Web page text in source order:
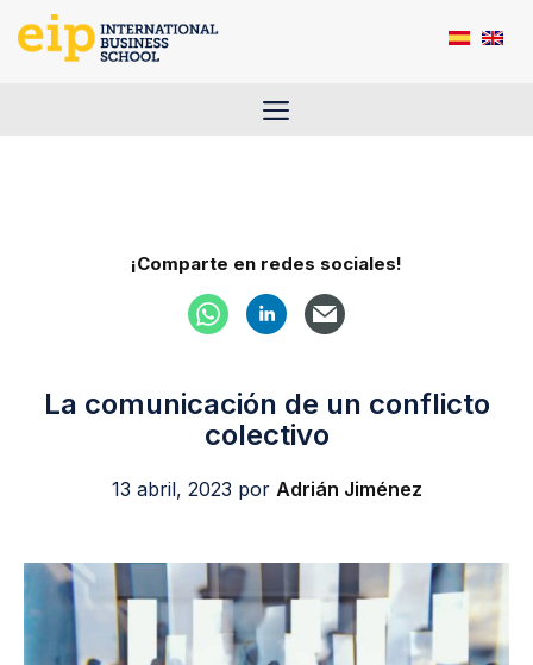
Saltar
Menú
¡Comparte en redes sociales!
La comunicación de un conflicto
colectivo
13 abril, 2023 por Adrián Jiménez